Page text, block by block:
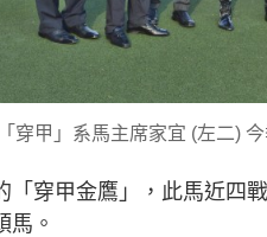
「穿甲」系馬主席家宜 (左二)
「穿甲金鷹」，此馬近四
馬。